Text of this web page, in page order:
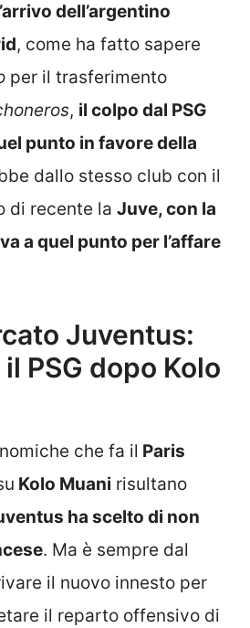
dell’argentino
, come ha fatto sapere
per il trasferimento
, il colpo dal PSG
punto in favore della
dallo stesso club con il
di recente la Juve, con la
a quel punto per l’affare
Juventus:
PSG dopo Kolo
che fa il Paris
Kolo Muani risultano
ha scelto di non
. Ma è sempre dal
il nuovo innesto per
il reparto offensivo di